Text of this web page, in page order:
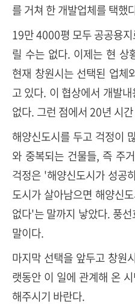
를 거쳐 한 개발업체를 택했
19만 4000평 모두 공공용
릴 수는 없다. 이제는 현 상
현재 창원시는 선택된 업체
고 있다. 이 협상에서 개발
없다. 그런 점에서 20년 시
해양신도시를 두고 걱정이
와 중복되는 건물들, 즉 주
걱정은 '해양신도시가 성공
도시가 살아남으면 해양신
없다'는 말까지 낳았다. 풍
말이다.
마지막 선택을 앞두고 창원
랫동안 이 일에 관계해 온
해주시기 바란다.